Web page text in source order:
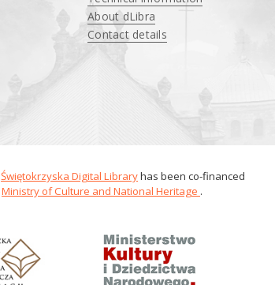
About dLibra
Contact details
Świętokrzyska Digital Libraryhas been co-financed
Ministry of Culture and National Heritage .